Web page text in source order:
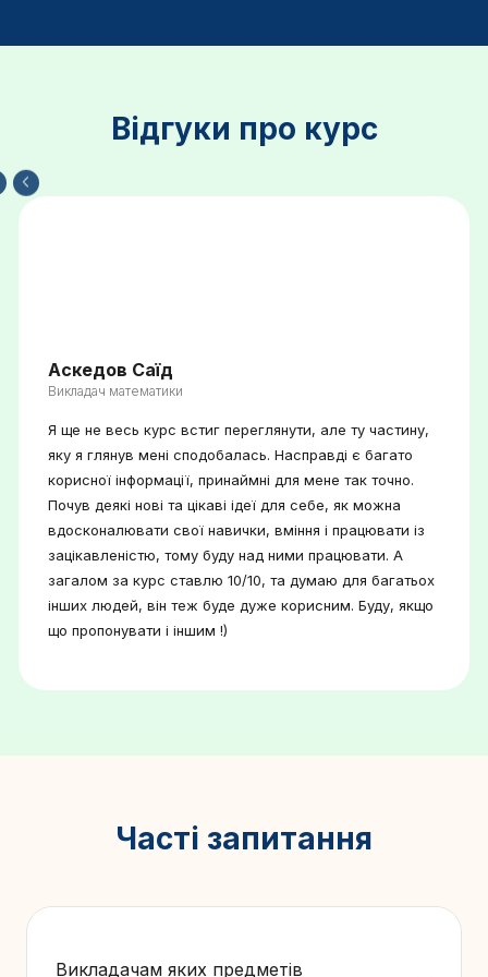
Відгуки про курс
Аскедов Саїд
Викладач математики
Я ще не весь курс встиг переглянути, але ту частину,
яку я глянув мені сподобалась. Насправді є багато
корисної інформації, принаймні для мене так точно.
Почув деякі нові та цікаві ідеї для себе, як можна
вдосконалювати свої навички, вміння і працювати із
зацікавленістю, тому буду над ними працювати. А
загалом за курс ставлю 10/10, та думаю для багатьох
інших людей, він теж буде дуже корисним. Буду, якщо
що пропонувати і іншим !)
Часті запитання
Викладачам яких предметів